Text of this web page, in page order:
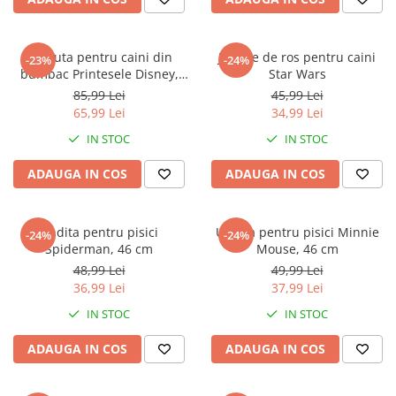
Faro
La casa de papel
Minnie Mouse Disney
Perletti
The Grinch
Gabby's Dollhouse
Captain Tsubasa
44 Cats
Superman
Shimmer Shine
Sofia Intai
FC Barcelona
Red Bull Racing
OEM
Lady Bug
Powerpuff Girls
VAMPIRINA
Zhu Zhu Pets
Super Wings
Disney Elena din Avalor
Pusheen
-23%
Hainuta pentru caini din
bumbac Printesele Disney,
XXS
85,99 Lei
65,99 Lei
IN STOC
ADAUGA IN COS
-24%
Jucarie de ros pentru caini
Star Wars
45,99 Lei
34,99 Lei
IN STOC
ADAUGA IN COS
-24%Undita pentru pisici
Spiderman, 46 cm
48,99 Lei
36,99 Lei
IN STOC
ADAUGA IN COS
-24%
Undita pentru pisici Minnie
Mouse, 46 cm
49,99 Lei
37,99 Lei
IN STOC
ADAUGA IN COS